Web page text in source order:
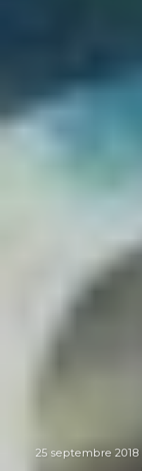
25 septembre 2018